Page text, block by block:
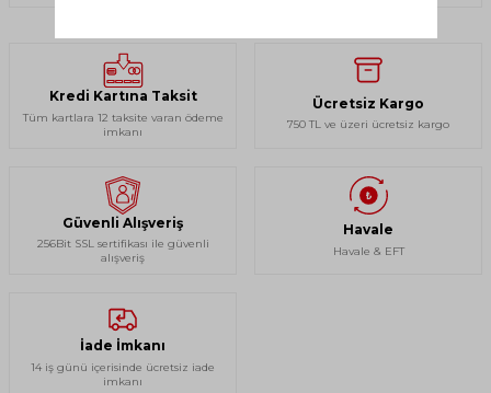
Kredi Kartına Taksit
Tüm kartlara 12 taksite varan ödeme
imkanı
Ücretsiz Kargo
750 TL ve üzeri ücretsiz kargo
Güvenli Alışveriş
256Bit SSL sertifikası ile güvenli
alışveriş
Havale
Havale & EFT
İade İmkanı
14 iş günü içerisinde ücretsiz iade
imkanı